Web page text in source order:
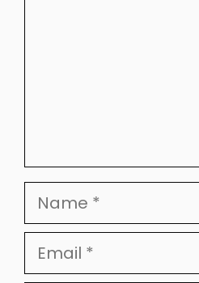
Name
Email